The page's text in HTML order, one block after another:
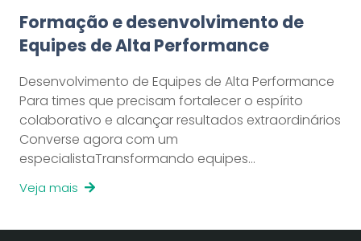
Formação e desenvolvimento de
Equipes de Alta Performance
Desenvolvimento de Equipes de Alta Performance
Para times que precisam fortalecer o espírito
colaborativo e alcançar resultados extraordinários
Converse agora com um
especialistaTransformando equipes…
Veja mais